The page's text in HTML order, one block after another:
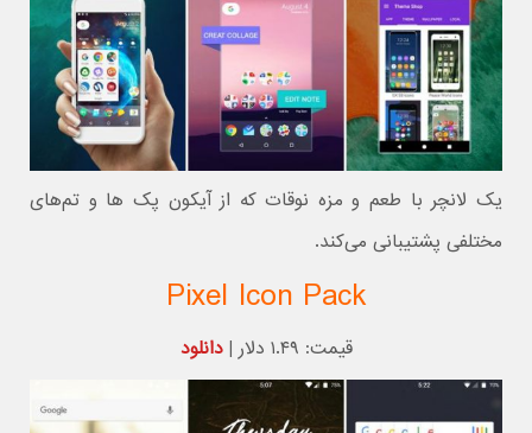
یک لانچر با طعم و مزه نوقات که از آیکون پک ها و تم‌های
مختلفی پشتیبانی می‌کند.
Pixel Icon Pack
قیمت: ۱.۴۹ دلار | دانلود